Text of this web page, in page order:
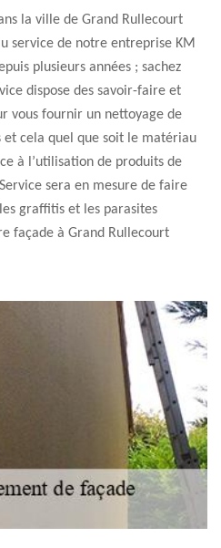
la ville de Grand Rullecourt
service de notre entreprise KM
plusieurs années ; sachez
dispose des savoir-faire et
vous fournir un nettoyage de
cela quel que soit le matériau
à l’utilisation de produits de
sera en mesure de faire
graffitis et les parasites
façade à Grand Rullecourt